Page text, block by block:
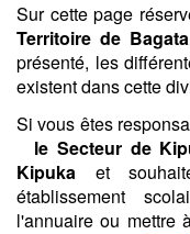
Sur cette page
Territoire de
présenté, les
existent dans cette
Si vous êtes
le Secteur de
Kipuka et
établissement
l'annuaire ou mettre